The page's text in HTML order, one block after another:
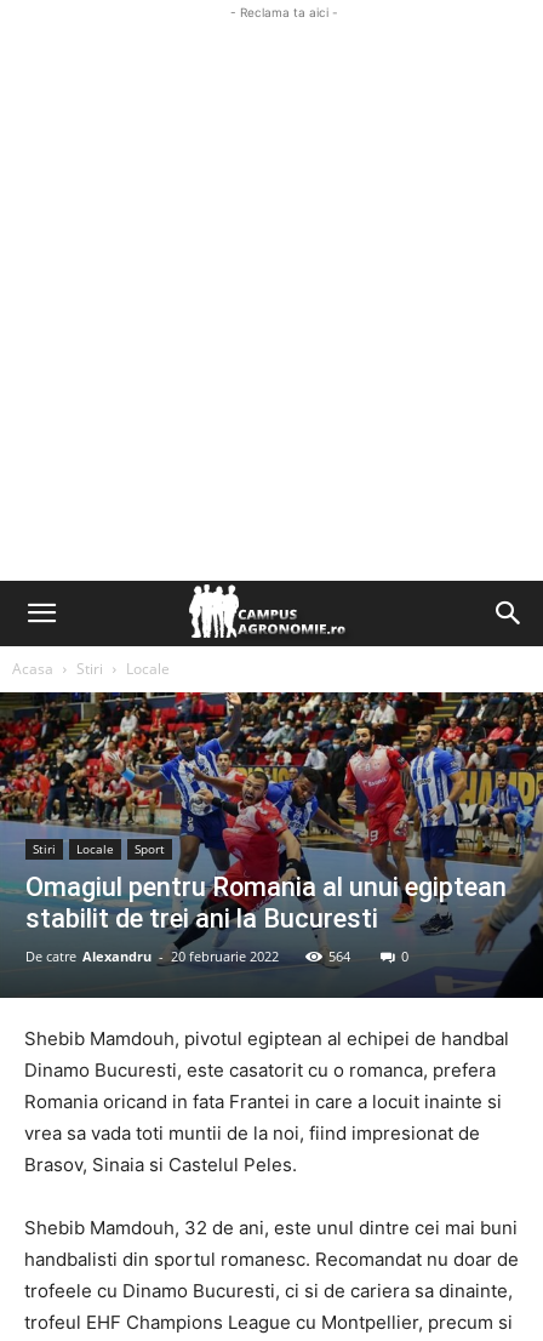
- Reclama ta aici -
Acasa Stiri Locale
Stiri Locale Sport
Omagiul pentru Romania al unui egiptean
stabilit de trei ani la Bucuresti
De catre Alexandru - 20 februarie 2022 564 0
Shebib Mamdouh, pivotul egiptean al echipei de handbal
Dinamo Bucuresti, este casatorit cu o romanca, prefera
Romania oricand in fata Frantei in care a locuit inainte si
vrea sa vada toti muntii de la noi, fiind impresionat de
Brasov, Sinaia si Castelul Peles.
Shebib Mamdouh, 32 de ani, este unul dintre cei mai buni
handbalisti din sportul romanesc. Recomandat nu doar de
trofeele cu Dinamo Bucuresti, ci si de cariera sa dinainte,
trofeul EHF Champions League cu Montpellier, precum si